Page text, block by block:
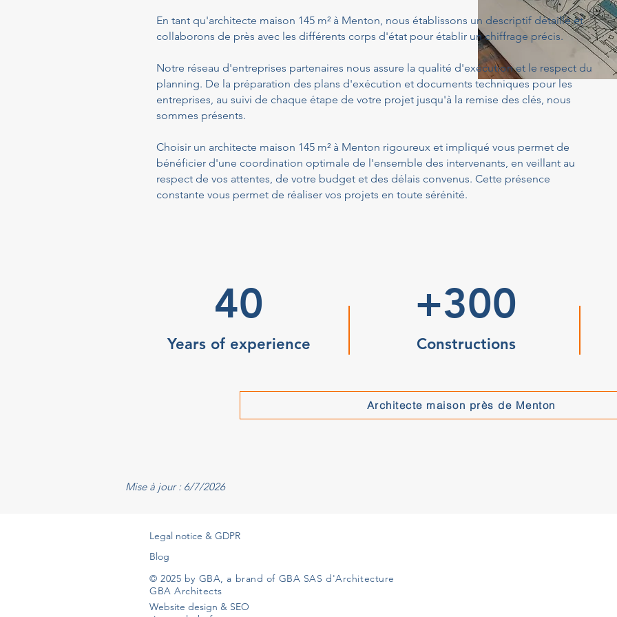
En tant qu'architecte maison 145 m² à Menton, nous établissons un descriptif détaillé et
collaborons de près avec les différents corps d'état pour établir un chiffrage précis.
Notre réseau d'entreprises partenaires nous assure la qualité d'exécution et le respect du
planning. De la préparation des plans d'exécution et documents techniques pour les
entreprises, au suivi de chaque étape de votre projet jusqu'à la remise des clés, nous
sommes présents.
Choisir un architecte maison 145 m² à Menton rigoureux et impliqué vous permet de
bénéficier d'une coordination optimale de l'ensemble des intervenants, en veillant au
respect de vos attentes, de votre budget et des délais convenus. Cette présence
constante vous permet de réaliser vos projets en toute sérénité.
40
Years of experience
+300
Constructions
Architecte maison près de Menton
Mise à jour : 6/7/2026
Legal notice & GDPR
Blog
© 2025 by GBA, a brand of GBA SAS d'Architecture
GBA Architects
Website design & SEO